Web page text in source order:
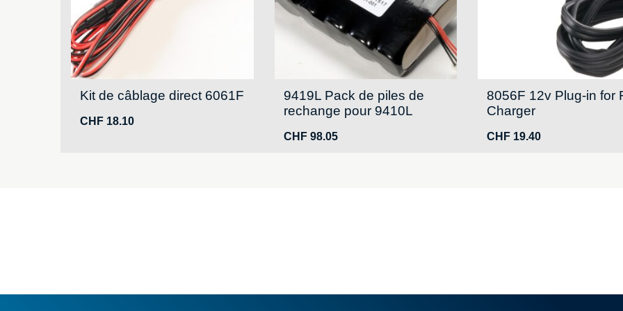
Kit de câblage direct 6061F
CHF 18.10
9419L Pack de piles de
rechange pour 9410L
CHF98.05
8056F 12v Plug-in for
Charger
CHF 19.40